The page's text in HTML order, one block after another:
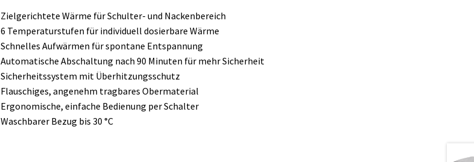
Zielgerichtete Wärme für Schulter- und Nackenbereich
6 Temperaturstufen für individuell dosierbare Wärme
Schnelles Aufwärmen für spontane Entspannung
Automatische Abschaltung nach 90 Minuten für mehr Sicherheit
Sicherheitssystem mit Überhitzungsschutz
Flauschiges, angenehm tragbares Obermaterial
Ergonomische, einfache Bedienung per Schalter
Waschbarer Bezug bis 30 °C